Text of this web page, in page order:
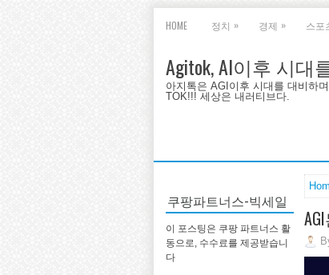
HOME 정치 » 경제 » 스포
Agitok, AI이후 시대
아지톡은 AGI이후 시대를 대비하
TOK!!! 세상은 내러티브다.
쿠팡파트너스-빅세일
이 포스팅은 쿠팡 파트너스 활
동으로, 수수료를 제공받습니
다